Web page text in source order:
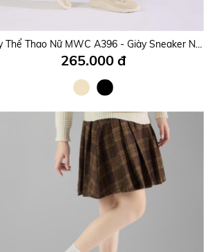
Giày Thể Thao Nữ MWC A396 - Giày Sneaker Nữ, Vải Lưới Thoáng Khí, Êm Nhẹ, Năng Động, Trẻ Trung.
265.000 đ